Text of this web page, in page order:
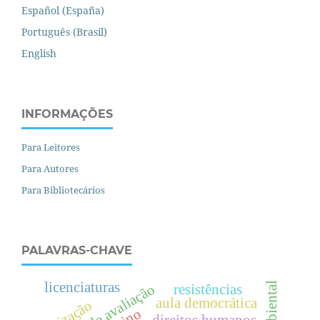
Español (España)
Português (Brasil)
English
INFORMAÇÕES
Para Leitores
Para Autores
Para Bibliotecários
PALAVRAS-CHAVE
licenciaturas
aula democrática
resistências